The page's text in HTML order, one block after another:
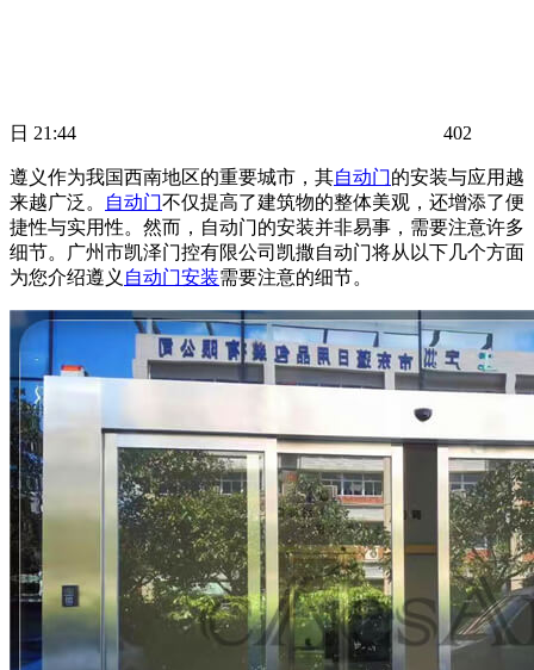
日 21:44 402
遵义作为我国西南地区的重要城市，其自动门的安装与应用越
来越广泛。
自动门不仅提高了建筑物的整体美观，还增添了便
捷性与实用性。然而，自动门的安装并非易事，需要注意许多
细节。广州市凯泽门控有限公司凯撒自动门将从以下几个方面
为您介绍遵义 自动门安装需要注意的细节。